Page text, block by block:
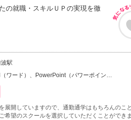
の就職・スキルＵＰの実現を徹
駅
（パワーポイント・PPT）、Access（アクセス）、マ…
展開していますので、通勤通学はもちろんのこ
希望のスクールを選択していただくことができ